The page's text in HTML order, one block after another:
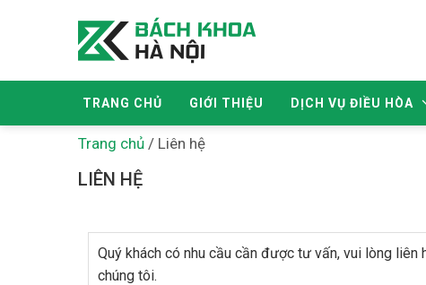
TRANG CHỦ GIỚI THIỆU DỊCH VỤ ĐIỀU HÒA
Trang chủ / Liên hệ
LIÊN HỆ
Quý khách có nhu cầu cần được tư vấn, vui lòng liên
chúng tôi.